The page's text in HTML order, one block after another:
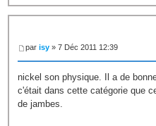
parisy » 7 Déc 2011 12:39
nickel son physique. Il a de
c'était dans cette catégorie que
de jambes.